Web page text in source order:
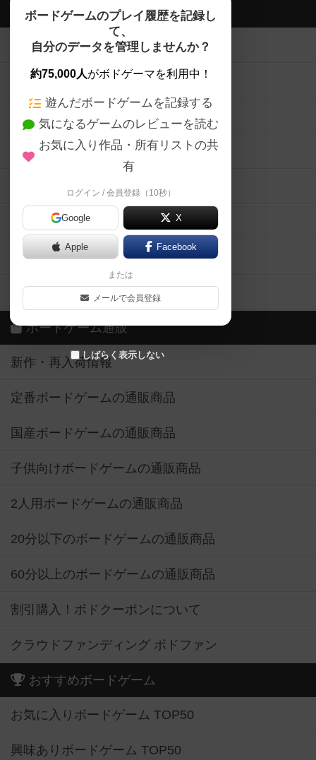
ボードゲームのプレイ履歴を記録し
て、
自分のデータを管理しませんか？
約75,000人がボドゲーマを利用中！
遊んだボードゲームを記録する
気になるゲームのレビューを読む
お気に入り作品・所有リストの共
有
ログイン / 会員登録（10秒）
Google X
Apple Facebook
または
メールで会員登録
しばらく表示しない
ボドゲーマTOP
ボードゲームを検索する
ボードゲームの新着レビュー
ボードゲーム会情報
メカニクス特集
掲示板・トピックス
ボドとも・会員一覧
ボードゲーム業界コラム
ボドゲーマご利用案内
ボードゲーム通販
新作・再入荷情報
定番ボードゲームの通販商品
国産ボードゲームの通販商品
子供向けボードゲームの通販商品
2人用ボードゲームの通販商品
20分以下のボードゲームの通販商品
60分以上のボードゲームの通販商品
割引購入！ボドクーポンについて
クラウドファンディング ボドファン
おすすめボードゲーム
お気に入りボードゲーム TOP50
興味ありボードゲーム TOP50